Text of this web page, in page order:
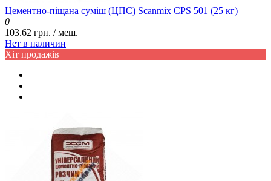
Цементно-піщана суміш (ЦПС) Scanmix CPS 501 (25 кг)
0
103.62 грн. / меш.
Нет в наличии
Хіт продажів